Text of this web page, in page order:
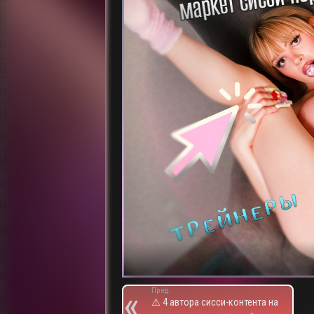
Пред.
⚠️ 4 автора сисси-контента на